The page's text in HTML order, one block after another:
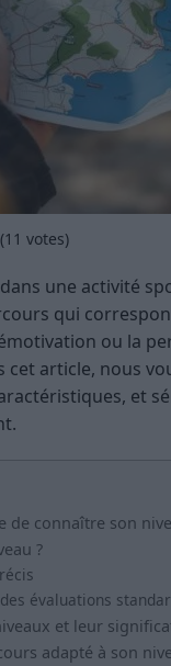
11 votes)
une activité
qui
ou la
cet article, nous
et
de connaître son
?
évaluations
et leur
adapté à son